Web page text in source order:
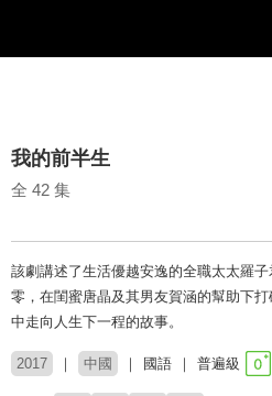
我的前半生
全 42 集
該劇講述了生活優越安逸的全職太太羅
零，在閨蜜唐晶及其男友賀涵的幫助下
中走向人生下一程的故事。
2017 中國 國語 普遍級